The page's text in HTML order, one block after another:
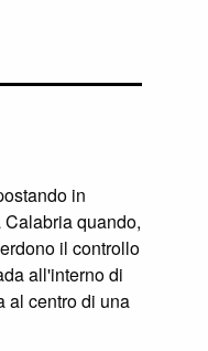
in
quando,
il controllo
all'interno di
al centro di una